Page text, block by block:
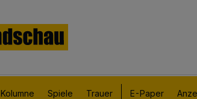
Kolumne Spiele Trauer E-Paper